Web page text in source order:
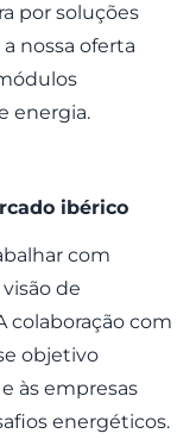
por soluções
nossa oferta
energia.
ibérico
com
de
colaboração com
objetivo
às empresas
energéticos.